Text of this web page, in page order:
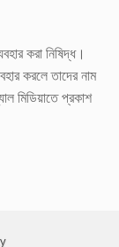
করা নিষিদ্ধ।
করলে তাদের নাম
মিডিয়াতে প্রকাশ